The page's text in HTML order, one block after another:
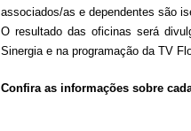
associados/as e dependentes são
O resultado das oficinas será
Sinergia e na programação da TV
Confira as informações sobre